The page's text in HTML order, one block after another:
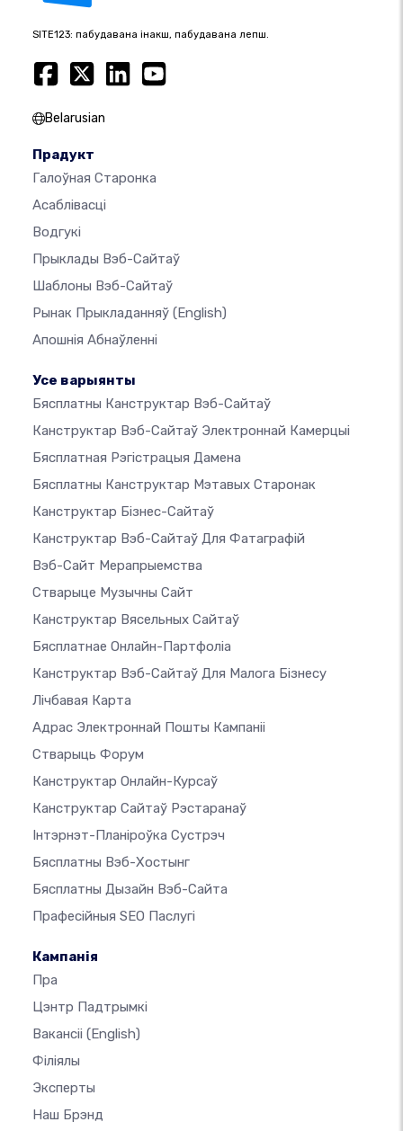
SITE123: пабудавана інакш, пабудавана лепш.
Belarusian
Прадукт
Галоўная Старонка
Асаблівасці
Водгукі
Прыклады Вэб-Сайтаў
Шаблоны Вэб-Сайтаў
Рынак Прыкладанняў (English)
Апошнія Абнаўленні
Усе варыянты
Бясплатны Канструктар Вэб-Сайтаў
Канструктар Вэб-Сайтаў Электроннай Камерцыі
Бясплатная Рэгістрацыя Дамена
Бясплатны Канструктар Мэтавых Старонак
Канструктар Бізнес-Сайтаў
Канструктар Вэб-Сайтаў Для Фатаграфій
Вэб-Сайт Мерапрыемства
Стварыце Музычны Сайт
Канструктар Вясельных Сайтаў
Бясплатнае Онлайн-Партфоліа
Канструктар Вэб-Сайтаў Для Малога Бізнесу
Лічбавая Карта
Адрас Электроннай Пошты Кампаніі
Стварыць Форум
Канструктар Онлайн-Курсаў
Канструктар Сайтаў Рэстаранаў
Інтэрнэт-Планіроўка Сустрэч
Бясплатны Вэб-Хостынг
Бясплатны Дызайн Вэб-Сайта
Прафесійныя SEO Паслугі
Кампанія
Пра
Цэнтр Падтрымкі
Вакансіі (English)
Філіялы
Эксперты
Наш Брэнд